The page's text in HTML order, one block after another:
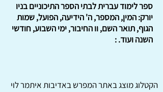
ספר לימוד עברית לבתי הספר התיכוניים בניו
יורק: המין, המספר, ה' הידיעה, הפועל, שמות
הגוף, תואר השם, וו החיבור, ימי השבוע, חודשי
השנה ועוד. :
הקטלוג מוצג באתרהמפרשבאדיבות איתמר לוי